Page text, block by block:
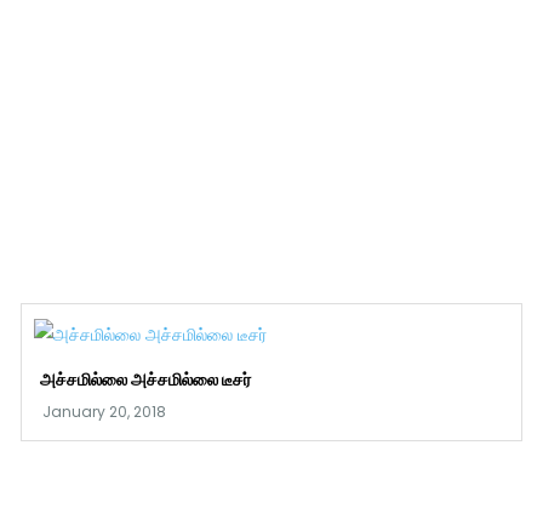
அச்சமில்லை அச்சமில்லை டீசர்